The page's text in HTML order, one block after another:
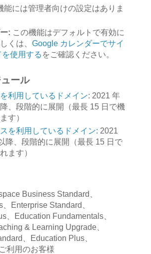
能には管理者向けの設定はありま
: この機能はデフォルトで有効に
くは、 Google カレンダーでサイ
使用する をご確認ください。
ール
利用しているドメイン: 2021 年
、段階的に展開（最長 15 日で機
す）
を利用しているドメイン: 2021
降、段階的に展開（最長 15 日で
ます）
Business Standard、
Enterprise Standard、
、Education Fundamentals、
& Learning Upgrade、
、Education Plus、
利用のお客様